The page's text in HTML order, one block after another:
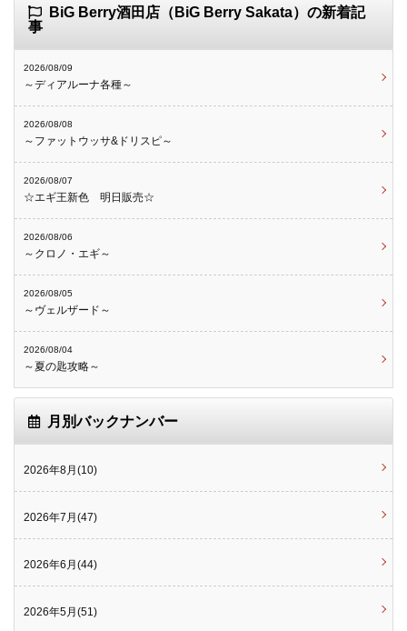
BiG Berry酒田店（BiG Berry Sakata）の新着記
事
2026/08/09
～ディアルーナ各種～
2026/08/08
～ファットウッサ&ドリスピ～
2026/08/07
☆エギ王新色 明日販売☆
2026/08/06
～クロノ・エギ～
2026/08/05
～ヴェルザード～
2026/08/04
～夏の匙攻略～
月別バックナンバー
2026年8月(10)
2026年7月(47)
2026年6月(44)
2026年5月(51)